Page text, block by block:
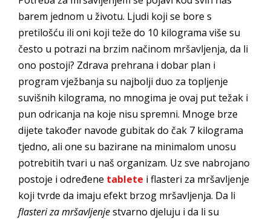
barem jednom u životu. Ljudi koji se bore s
pretilošću ili oni koji teže do 10 kilograma više su
često u potrazi na brzim načinom mršavljenja, da li
ono postoji? Zdrava prehrana i dobar plan i
program vježbanja su najbolji duo za topljenje
suvišnih kilograma, no mnogima je ovaj put težak i
pun odricanja na koje nisu spremni. Mnoge brze
dijete također navode gubitak do čak 7 kilograma
tjedno, ali one su bazirane na minimalom unosu
potrebitih tvari u naš organizam. Uz sve nabrojano
postoje i određene tablete i flasteri za mršavljenje
koji tvrde da imaju efekt brzog mršavljenja. Da li
flasteri za mršavljenjestvarno djeluju i da li su